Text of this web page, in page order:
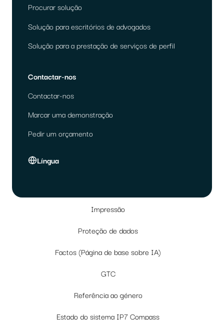
Procurar solução
Solução para escritórios de advogados
Solução para a prestação de serviços de perfil
Contactar-nos
Contactar-nos
Marcar uma demonstração
Pedir um orçamento
Língua
Impressão
Proteção de dados
Factos (Página de base sobre IA)
GTC
Referência ao género
Estado do sistema IP7 Compass